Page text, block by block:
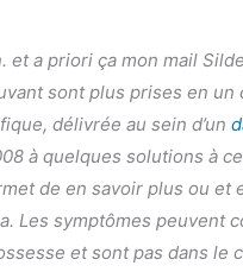
a priori ça mon mail
sont plus prises en
délivrée au sein d’un
à quelques solutions à
de en savoir plus ou
Les symptômes
et sont pas dans